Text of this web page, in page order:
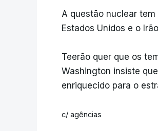
A questão nuclear
Estados Unidos e o
Teerão quer que os
Washington insiste
enriquecido para o
c/ agências